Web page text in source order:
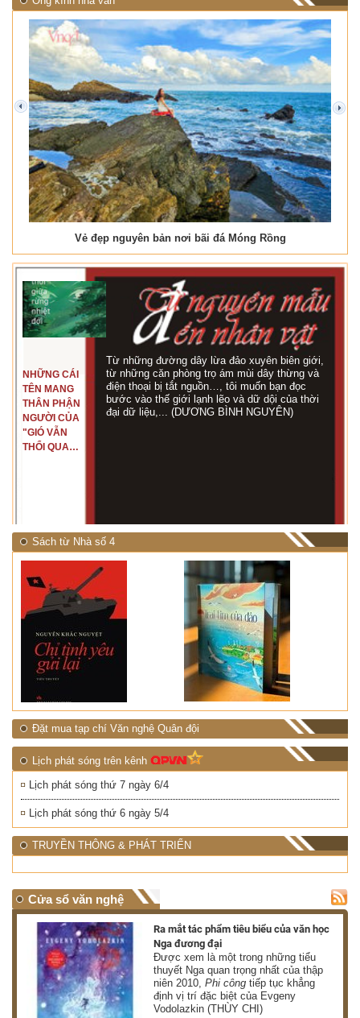
Vẻ đẹp nguyên bản nơi bãi đá Móng Rồng
prev next
NHỮNG CÁI
TÊN MANG
THÂN PHẬN
NGƯỜI CỦA
"GIÓ VẪN
THỔI QUA
Từ những đường dây lừa đảo xuyên biên giới,
từ những căn phòng trọ ám mùi dây thừng và
điện thoại bị tắt nguồn…, tôi muốn bạn đọc
bước vào thế giới lạnh lẽo và dữ dội của thời
đại dữ liệu,... (DƯƠNG BÌNH NGUYÊN)
Sách từ Nhà số 4
Đặt mua tạp chí Văn nghệ Quân đội
Lịch phát sóng trên kênh
Lịch phát sóng thứ 7 ngày 6/4
Lịch phát sóng thứ 6 ngày 5/4
TRUYỀN THÔNG & PHÁT TRIỂN
Cửa sổ văn nghệ
Ra mắt tác phẩm tiêu biểu của văn học
Nga đương đại
Được xem là một trong những tiểu
thuyết Nga quan trọng nhất của thập
niên 2010,Phi công tiếp tục khẳng
định vị trí đặc biệt của Evgeny
Vodolazkin (THÙY CHI)